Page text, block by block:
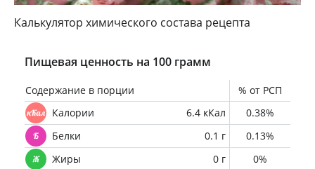
Калькулятор химического состава рецепта
Пищевая ценность на 100 грамм
Содержание в порции
% от РСП
Калории
6.4 кКал
0.38%
Белки
0.1 г
0.13%
Жиры
0 г 0%